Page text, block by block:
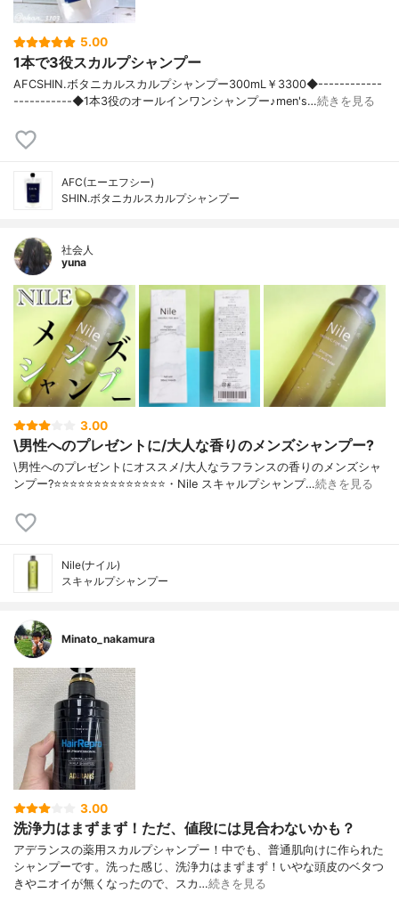
5.00
1本で3役スカルプシャンプー
AFCSHIN.ボタニカルスカルプシャンプー300mL￥3300◆------------
-----------◆1本3役のオールインワンシャンプー♪men's…続きを見る
AFC(エーエフシー)
SHIN.ボタニカルスカルプシャンプー
社会人
yuna
3.00
\男性へのプレゼントに/大人な香りのメンズシャンプー?
\男性へのプレゼントにオススメ/大人なラフランスの香りのメンズシャ
ンプー?⭐️⭐️⭐️⭐️⭐️⭐️⭐️⭐️⭐️⭐️⭐️⭐️⭐️⭐️・Nile スキャルプシャンプ…続きを見る
Nile(ナイル)
スキャルプシャンプー
Minato_nakamura
3.00
洗浄力はまずまず！ただ、値段には見合わないかも？
アデランスの薬用スカルプシャンプー！中でも、普通肌向けに作られた
シャンプーです。洗った感じ、洗浄力はまずまず！いやな頭皮のベタつ
きやニオイが無くなったので、スカ…続きを見る